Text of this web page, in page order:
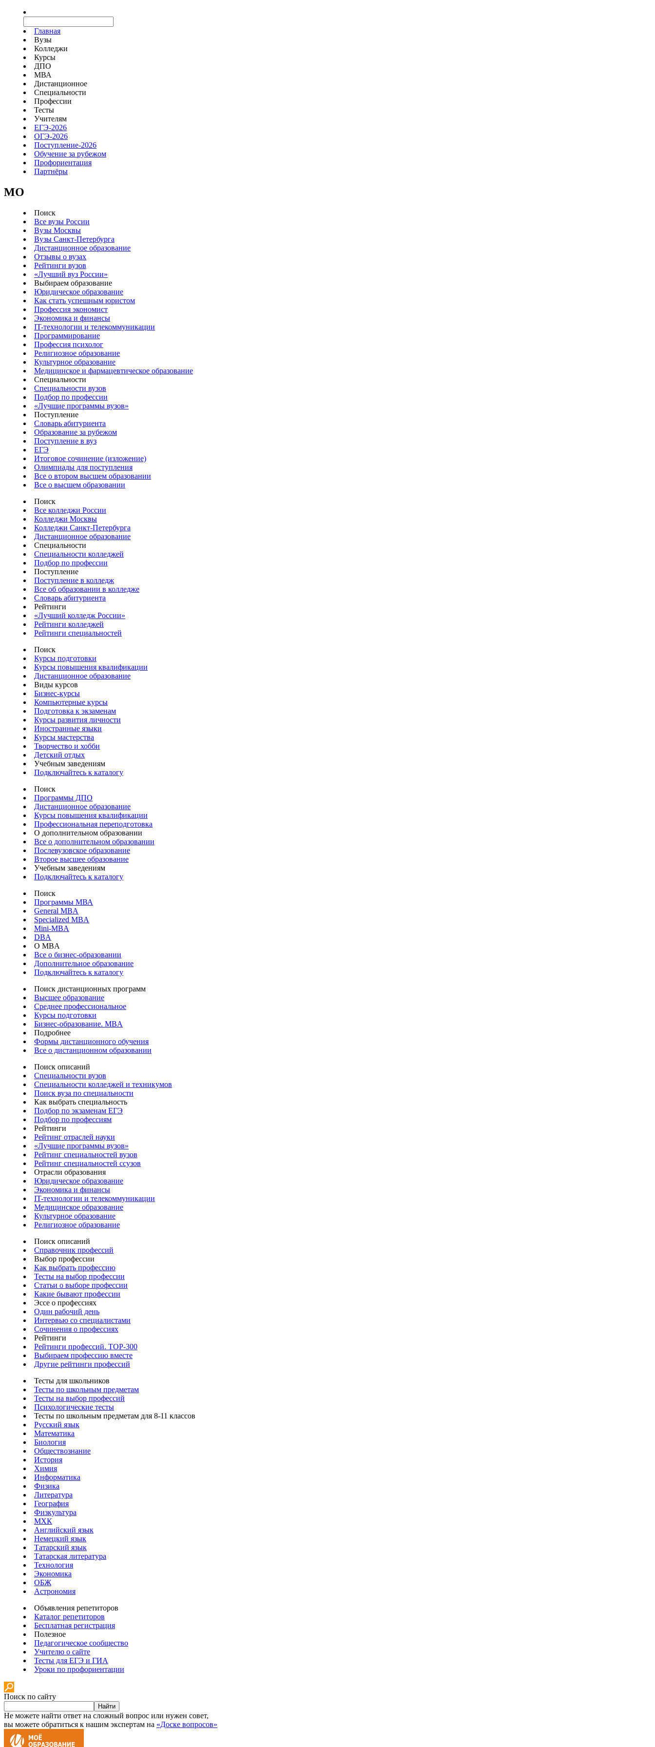
Главная
Вузы
Колледжи
Курсы
ДПО
МВА
Дистанционное
Специальности
Профессии
Тесты
Учителям
ЕГЭ-2026
ОГЭ-2026
Поступление-2026
Обучение за рубежом
Профориентация
Партнёры
MO
Поиск
Все вузы России
Вузы Москвы
Вузы Санкт-Петербурга
Дистанционное образование
Отзывы о вузах
Рейтинги вузов
«Лучший вуз России»
Выбираем образование
Юридическое образование
Как стать успешным юристом
Профессия экономист
Экономика и финансы
IT-технологии и телекоммуникации
Программирование
Профессия психолог
Религиозное образование
Культурное образование
Медицинское и фармацевтическое образование
Специальности
Специальности вузов
Подбор по профессии
«Лучшие программы вузов»
Поступление
Словарь абитуриента
Образование за рубежом
Поступление в вуз
ЕГЭ
Итоговое сочинение (изложение)
Олимпиады для поступления
Все о втором высшем образовании
Все о высшем образовании
Поиск
Все колледжи России
Колледжи Москвы
Колледжи Санкт-Петербурга
Дистанционное образование
Специальности
Специальности колледжей
Подбор по профессии
Поступление
Поступление в колледж
Все об образовании в колледже
Словарь абитуриента
Рейтинги
«Лучший колледж России»
Рейтинги колледжей
Рейтинги специальностей
Поиск
Курсы подготовки
Курсы повышения квалификации
Дистанционное образование
Виды курсов
Бизнес-курсы
Компьютерные курсы
Подготовка к экзаменам
Курсы развития личности
Иностранные языки
Курсы мастерства
Творчество и хобби
Детский отдых
Учебным заведениям
Подключайтесь к каталогу
Поиск
Программы ДПО
Дистанционное образование
Курсы повышения квалификации
Профессиональная переподготовка
О дополнительном образовании
Все о дополнительном образовании
Послевузовское образование
Второе высшее образование
Учебным заведениям
Подключайтесь к каталогу
Поиск
Программы МВА
General MBA
Specialized MBA
Mini-MBA
DBA
О MBA
Все о бизнес-образовании
Дополнительное образование
Подключайтесь к каталогу
Поиск дистанционных программ
Высшее образование
Среднее профессиональное
Курсы подготовки
Бизнес-образование. MBA
Подробнее
Формы дистанционного обучения
Все о дистанционном образовании
Поиск описаний
Специальности вузов
Специальности колледжей и техникумов
Поиск вуза по специальности
Как выбрать специальность
Подбор по экзаменам ЕГЭ
Подбор по профессиям
Рейтинги
Рейтинг отраслей науки
«Лучшие программы вузов»
Рейтинг специальностей вузов
Рейтинг специальностей ссузов
Отрасли образования
Юридическое образование
Экономика и финансы
IT-технологии и телекоммуникации
Медицинское образование
Культурное образование
Религиозное образование
Поиск описаний
Справочник профессий
Выбор профессии
Как выбрать профессию
Тесты на выбор профессии
Статьи о выборе профессии
Какие бывают профессии
Эссе о профессиях
Один рабочий день
Интервью со специалистами
Сочинения о профессиях
Рейтинги
Рейтинги профессий. TOP-300
Выбираем профессию вместе
Другие рейтинги профессий
Тесты для школьников
Тесты по школьным предметам
Тесты на выбор профессий
Психологические тесты
Тесты по школьным предметам для 8-11 классов
Русский язык
Математика
Биология
Обществознание
История
Химия
Информатика
Физика
Литература
География
Физкультура
МХК
Английский язык
Немецкий язык
Татарский язык
Татарская литература
Технология
Экономика
ОБЖ
Астрономия
Объявления репетиторов
Каталог репетиторов
Бесплатная регистрация
Полезное
Педагогическое сообщество
Учителю о сайте
Тесты для ЕГЭ и ГИА
Уроки по профориентации
Поиск по сайту
Найти
Не можете найти ответ на сложный вопрос или нужен совет,
вы можете обратиться к нашим экспертам на «Доске вопросов»